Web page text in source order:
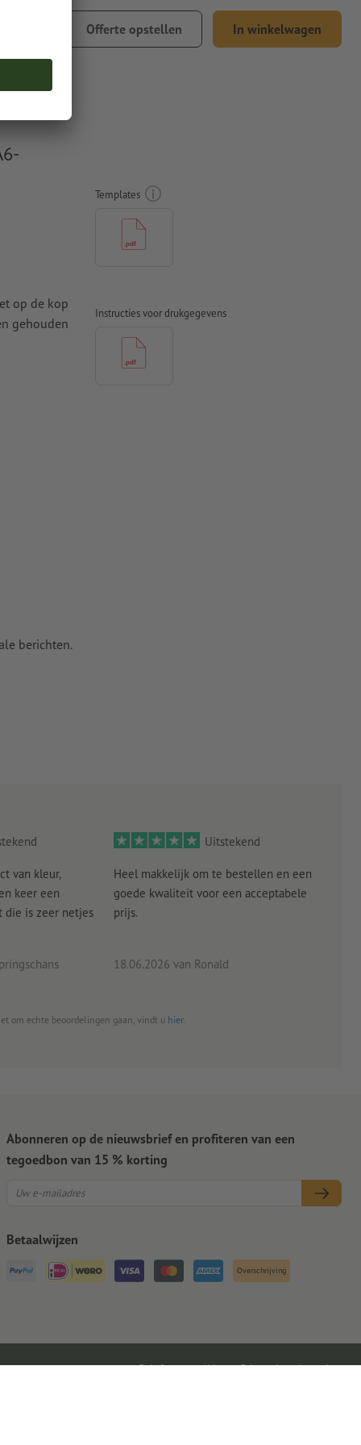
Offerte opstellen In winkelwagen
op de kop
gehouden
krommen
Templates
Instructies voor drukgegevens
berichten.
van kleur,
keer een
die is zeer netjes
Uitstekend
Heel makkelijk om te bestellen en een
goede kwaliteit voor een acceptabele
prijs.
18.06.2026 van Ronald
om echte beoordelingen gaan, vindt u hier.
Abonneren op de nieuwsbrief en profiteren van een
tegoedbon van 15 % korting
Betaalwijzen
Overschrijving
Colofon AV Privacybescherming